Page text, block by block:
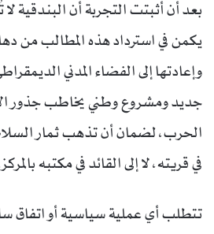
بعد أن أثبتت التجربة أن البندقية لا
يكمن في استرداد هذه المطالب من
وإعادتها إلى الفضاء المدني
جديد ومشروع وطني يخاطب جذور
الحرب، لضمان أن تذهب ثمار
في قريته، لا إلى القائد في مكتبه
تتطلب أي عملية سياسية أو اتفاق